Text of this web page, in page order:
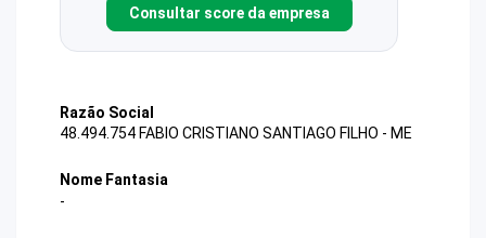
Consultar score da empresa
Razão Social
48.494.754 FABIO CRISTIANO SANTIAGO FILHO - ME
Nome Fantasia
-